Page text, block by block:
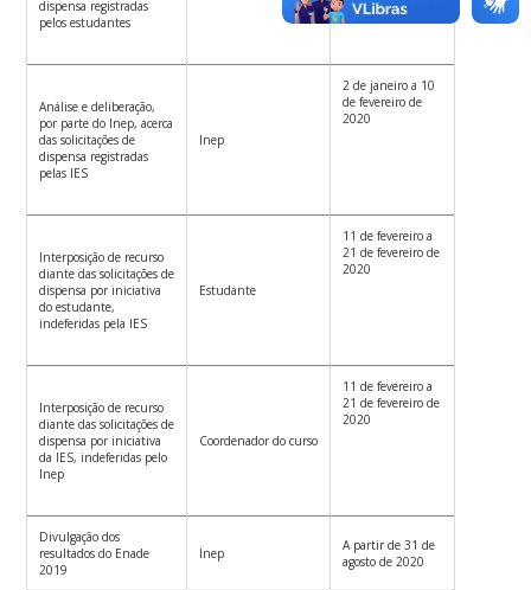
dispensa registradas
pelos estudantes
Análise e deliberação,
por parte do Inep, acerca
das solicitações de
dispensa registradas
pelas IES
Inep
2 de janeiro a 10
de fevereiro de
2020
Interposição de recurso
diante das solicitações de
dispensa por iniciativa
do estudante,
indeferidas pela IES
Estudante
11 de fevereiro a
21 de fevereiro de
2020
Interposição de recurso
diante das solicitações de
dispensa por iniciativa
da IES, indeferidas pelo
Inep
Coordenador do curso
11 de fevereiro a
21 de fevereiro de
2020
Divulgação dos
resultados do Enade
2019
Inep
A partir de 31 de
agosto de 2020